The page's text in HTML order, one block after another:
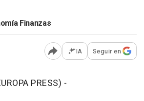
Finanzas
Abrir opciones para
IA Seguir en
PRESS) -